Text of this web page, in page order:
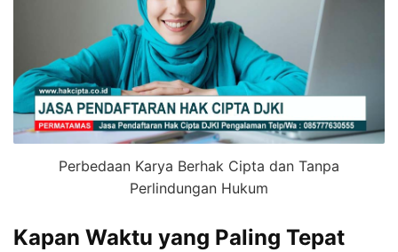
Perbedaan Karya Berhak Cipta dan Tanpa
Perlindungan Hukum
Kapan Waktu yang Paling Tepat